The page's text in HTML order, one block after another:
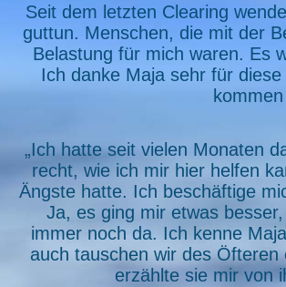
Seit dem letzten Clearing
guttun. Menschen, die mit der
Belastung für mich waren. Es
Ich danke Maja sehr für
„Ich hatte seit vielen Monaten
recht, wie ich mir hier helfen
Ängste hatte. Ich beschäftige
Ja, es ging mir etwas
immer noch da. Ich kenne
auch tauschen wir des
erzählte sie mir von